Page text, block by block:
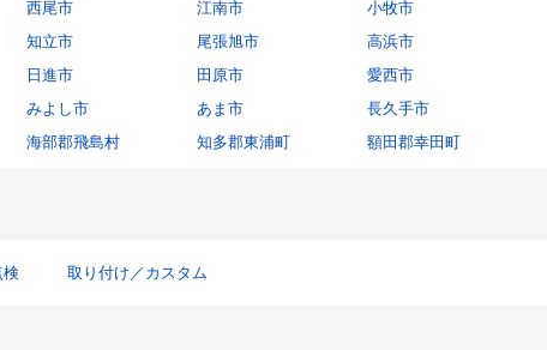
西尾市 江南市
小牧市
知立市 尾張旭市
高浜市
日進市 田原市
愛西市
みよし市 あま市
長久手市
海部郡飛島村 知多郡東浦町 額田郡幸田町
検 取り付け／カスタム